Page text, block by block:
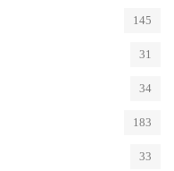
145
31
34
183
33